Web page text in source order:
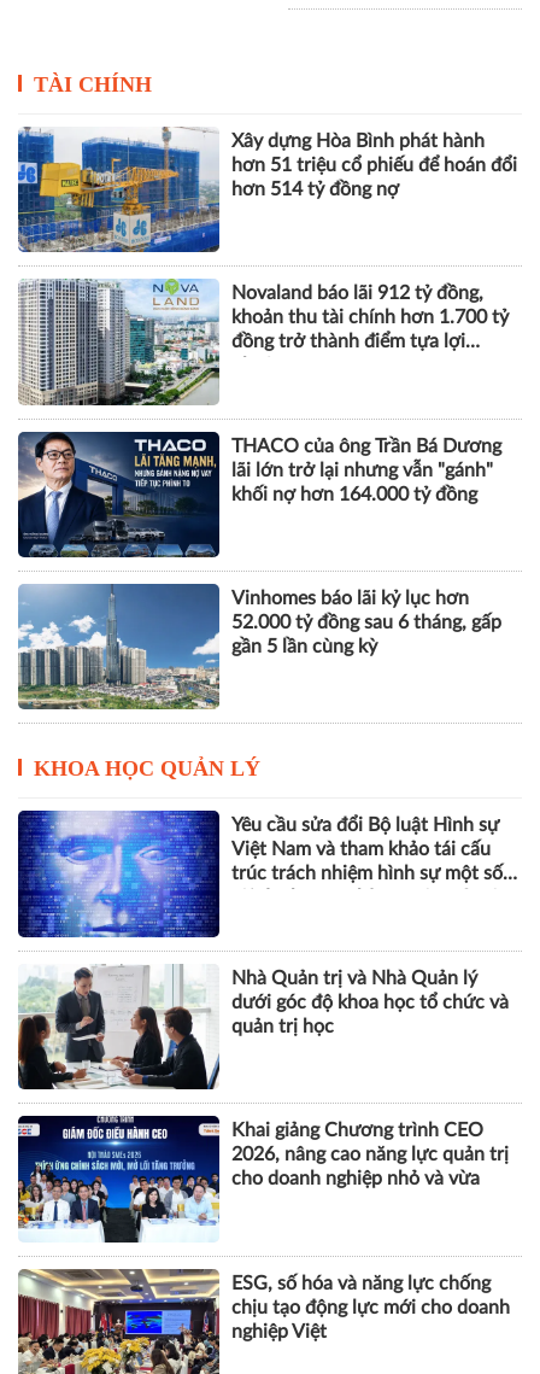
TÀI CHÍNH
Xây dựng Hòa Bình phát hành
hơn 51 triệu cổ phiếu để hoán đổi
hơn 514 tỷ đồng nợ
Novaland báo lãi 912 tỷ đồng,
khoản thu tài chính hơn 1.700 tỷ
đồng trở thành điểm tựa lợi
THACO của ông Trần Bá Dương
lãi lớn trở lại nhưng vẫn "gánh"
khối nợ hơn 164.000 tỷ đồng
Vinhomes báo lãi kỷ lục hơn
52.000 tỷ đồng sau 6 tháng, gấp
gần 5 lần cùng kỳ
KHOA HỌC QUẢN LÝ
Yêu cầu sửa đổi Bộ luật Hình sự
Việt Nam và tham khảo tái cấu
trúc trách nhiệm hình sự một số
Nhà Quản trị và Nhà Quản lý
dưới góc độ khoa học tổ chức và
quản trị học
Khai giảng Chương trình CEO
2026, nâng cao năng lực quản trị
cho doanh nghiệp nhỏ và vừa
ESG, số hóa và năng lực chống
chịu tạo động lực mới cho doanh
nghiệp Việt